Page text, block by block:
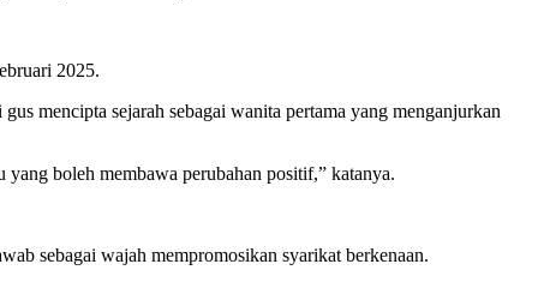
2025.
mencipta sejarah sebagai wanita pertama yang menganjurkan
boleh membawa perubahan positif,” katanya.
sebagai wajah mempromosikan syarikat berkenaan.